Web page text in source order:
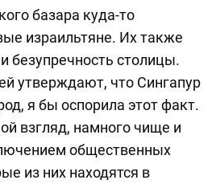
базара куда-то
израильтяне. Их также
безупречность столицы.
утверждают, что Сингапур
я бы оспорила этот факт.
взгляд, намного чище и
общественных
из них находятся в